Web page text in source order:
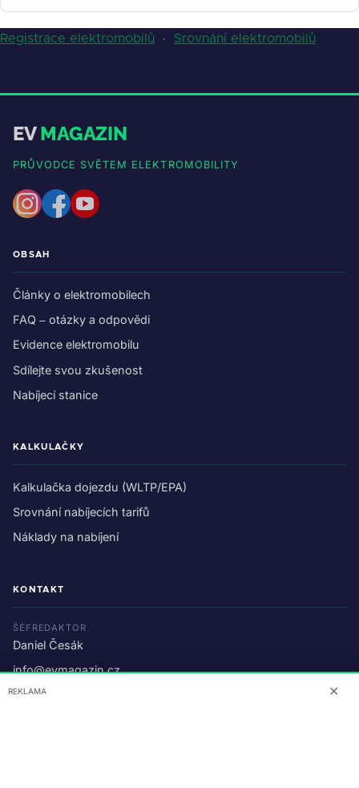
Registrace elektromobilů · Srovnání elektromobilů
EVMAGAZIN
PRŮVODCE SVĚTEM ELEKTROMOBILITY
OBSAH
Články o elektromobilech
FAQ – otázky a odpovědi
Evidence elektromobilu
Sdílejte svou zkušenost
Nabíjecí stanice
KALKULAČKY
Kalkulačka dojezdu (WLTP/EPA)
Srovnání nabíjecích tarifů
Náklady na nabíjení
KONTAKT
ŠÉFREDAKTOR
Daniel Česák
info@evmagazin.cz
O nás
REKLAMA ✕